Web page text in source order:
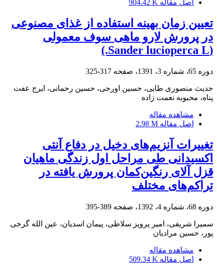
اصل مقاله 904.42 K
تعیین زمان بهینه استفاده از غذای مصنوعی
در پرورش لارو ماهی سوف معمولی
(Sander lucioperca L.)
دوره 65، شماره 3، 1391، صفحه 317-325
حدیث منصوری طایی، حسین اورجی، حسین رحمانی، ایرج عفت
پناه، محبوبه نعمت زاده
مشاهده مقاله
اصل مقاله 2.98 M
تغییرات آنزیم‌های دخیل در دفاع آنتی
اکسیدانی طی مراحل اول زندگی ماهیان
قزل آلای رنگین‌کمان پرورش یافته در
تراکم‌های مختلف
دوره 68، شماره 4، 1392، صفحه 389-395
سمیرا شریفی، امیر پرویز سلاطی، پیمان اسدیان، عین الله گرجی
پور، حسین مرادیان
مشاهده مقاله
اصل مقاله 509.34 K